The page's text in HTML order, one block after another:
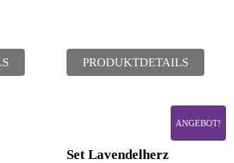
PRODUKTDETAILS
ANGEBOT!
Set Lavendelherz